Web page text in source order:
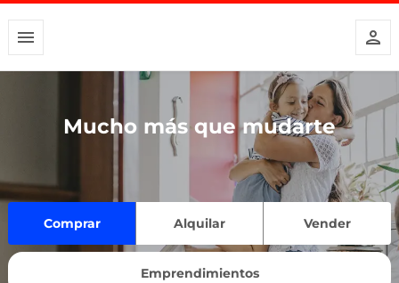
Mucho más que mudarte
Comprar Alquilar Vender
Emprendimientos